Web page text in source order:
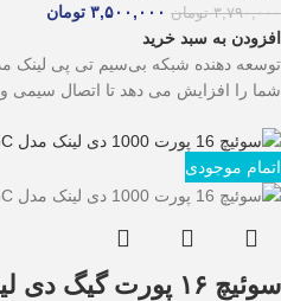
۳,۷۹۰,۰۰۰ تومان ۳,۵۰۰,۰۰۰ تومان
افزودن به سبد خرید
شما را افزایش می دهد تا اتصال سیمی و
اتمام موجودی